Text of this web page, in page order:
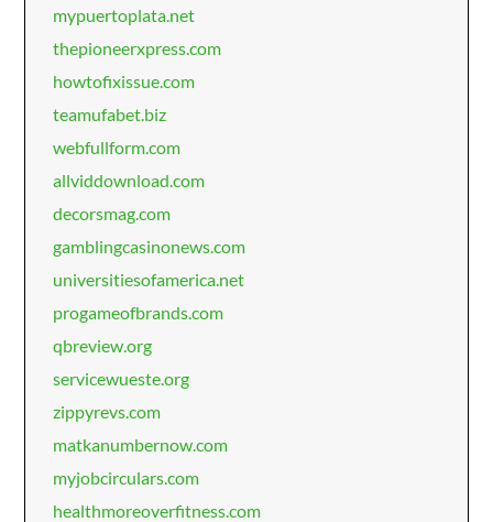
mypuertoplata.net
thepioneerxpress.com
howtofixissue.com
teamufabet.biz
webfullform.com
allviddownload.com
decorsmag.com
gamblingcasinonews.com
universitiesofamerica.net
progameofbrands.com
qbreview.org
servicewueste.org
zippyrevs.com
matkanumbernow.com
myjobcirculars.com
healthmoreoverfitness.com